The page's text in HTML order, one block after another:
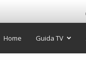
Super
Home Guida TV